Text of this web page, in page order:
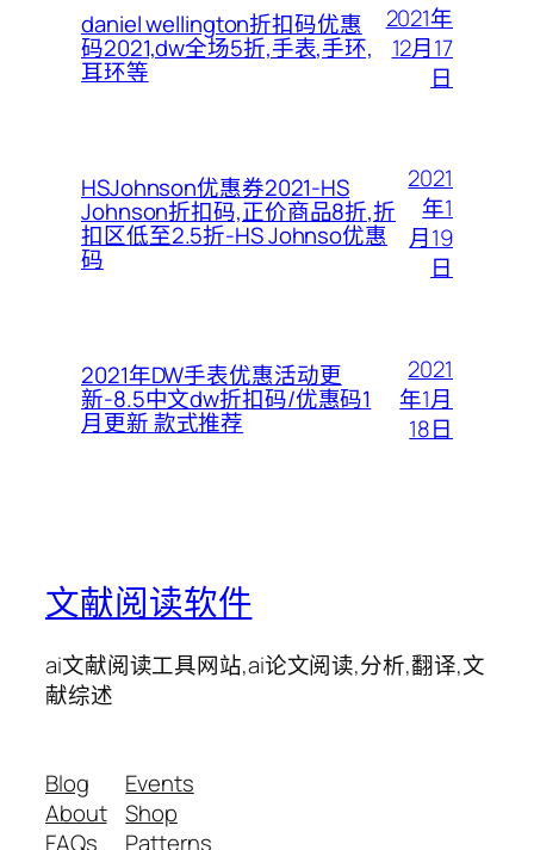
daniel wellington折扣码优惠
码2021,dw全场5折,手表,手环,
耳环等
2021年
12月17
日
HSJohnson优惠券2021-HS
Johnson折扣码,正价商品8折,折
扣区低至2.5折-HS Johnso优惠
码
2021
年1
月19
日
2021年DW手表优惠活动更
新-8.5中文dw折扣码/优惠码1
月更新 款式推荐
2021
年1月
18日
文献阅读软件
ai文献阅读工具网站,ai论文阅读,分析,翻译,文
献综述
Blog
About
FAQs
Events
Shop
Patterns